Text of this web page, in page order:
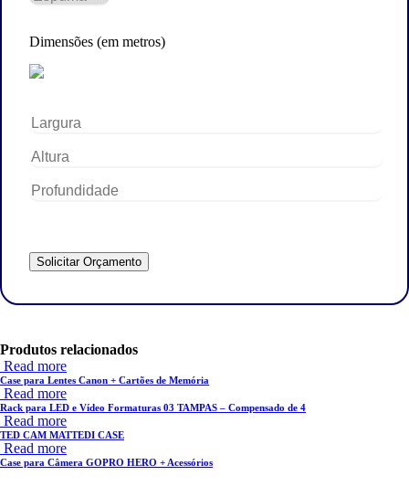
Dimensões (em metros)
Produtos relacionados
Read more
Case para Lentes Canon + Cartões de Memória
Read more
Rack para LED e Vídeo Formaturas 03 TAMPAS – Compensado de 4
Read more
TED CAM MATTEDI CASE
Read more
Case para Câmera GOPRO HERO + Acessórios